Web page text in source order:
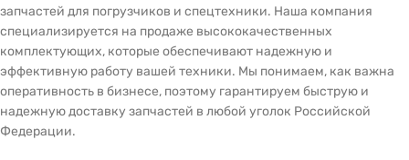
запчастей для погрузчиков и спецтехники. Наша компания
специализируется на продаже высококачественных
комплектующих, которые обеспечивают надежную и
эффективную работу вашей техники. Мы понимаем, как важна
оперативность в бизнесе, поэтому гарантируем быструю и
надежную доставку запчастей в любой уголок Российской
Федерации.